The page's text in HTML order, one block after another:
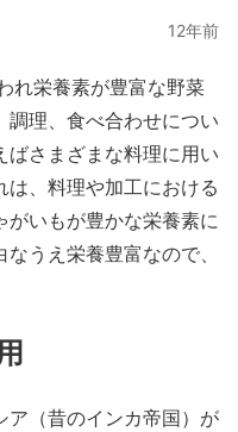
12年前
れ栄養素が豊富な野菜
調理、食べ合わせについ
ばさまざまな料理に用い
は、料理や加工における
いもが豊かな栄養素に
うえ栄養豊富なので、
ア（昔のインカ帝国）が